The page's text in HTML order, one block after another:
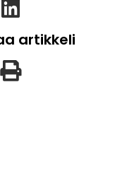
artikkeli